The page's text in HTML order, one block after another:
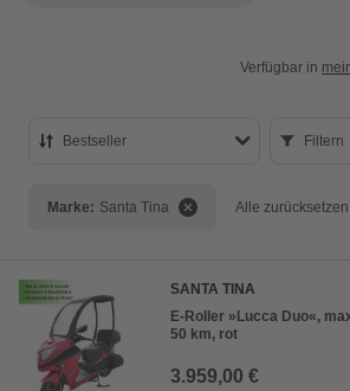
Verfügbar in
Bestseller
Bewertung
Filtern
Marke: Santa Tina Alle zurücksetzen
SANTA TINA
E-Roller »Lucca Duo«,
50 km, rot
3.959,00 €